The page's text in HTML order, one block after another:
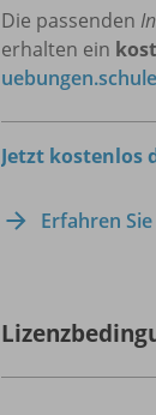
Die passenden
erhalten ein
uebungen.schule
Jetzt kostenlos
Erfahren